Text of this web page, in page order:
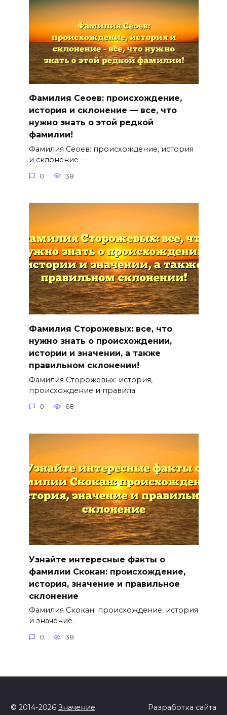
Фамилия Сеоев: происхождение,
история и склонение — все, что
нужно знать о этой редкой
фамилии!
Фамилия Сеоев: происхождение, история
и склонение —
0 38
Фамилия Сторожевых: все, что
нужно знать о происхождении,
истории и значении, а также
правильном склонении!
Фамилия Сторожевых: история,
происхождение и правила
0 68
Узнайте интересные факты о
фамилии Скокан: происхождение,
история, значение и правильное
склонение
Фамилия Скокан: происхождение, история
и значение.
0 38
© 2014-2026 Значение
Разработка сайта